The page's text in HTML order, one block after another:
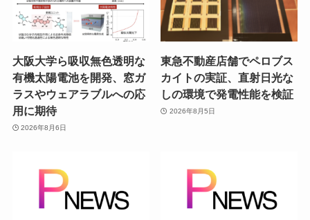
大阪大学ら吸収無色透明な
有機太陽電池を開発、窓ガ
ラスやウェアラブルへの応
用に期待
2026年8月6日
東急不動産店舗でペロブス
カイトの実証、直射日光な
しの環境で発電性能を検証
2026年8月5日